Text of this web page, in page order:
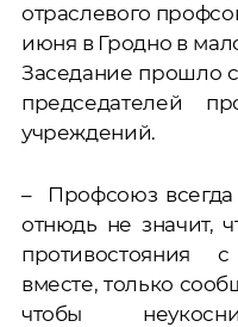
отраслевого
июня в Гродно в
Заседание прошло
председателей
учреждений.
– Профсоюз всегда
отнюдь не значит,
противостояния
вместе, только
чтобы